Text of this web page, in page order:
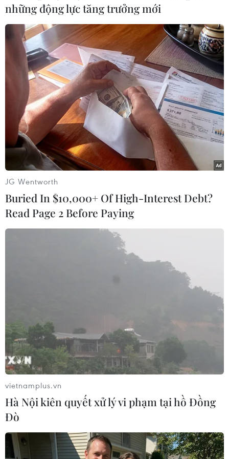
nhất thế giới./.
(TTXVN/Vietnam+)
#Tin tức mới nhất
#Nam Phi
Theo dõi VietnamPlus
những động lực tăng trưởng mới
JG Wentworth
Buried In $10,000+ Of High-Interest Debt?
Read Page 2 Before Paying
vietnamplus.vn
Hà Nội kiên quyết xử lý vi phạm tại hồ Đồng
Đò